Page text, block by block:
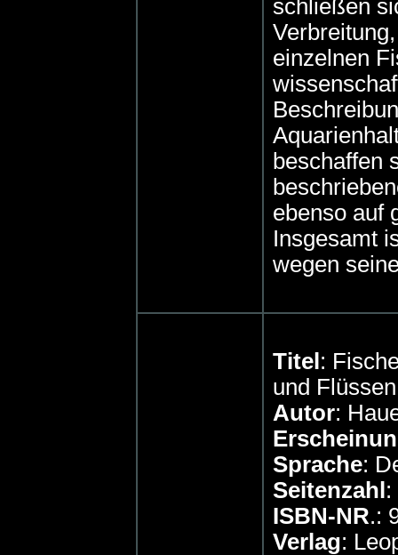
schließen
einzelnen
beschaffen
ebenso auf
Insgesamt
wegen
Titel :
und Flüssen
Autor:
Sprache:
Seitenzahl :
ISBN-NR.:
Verlag: